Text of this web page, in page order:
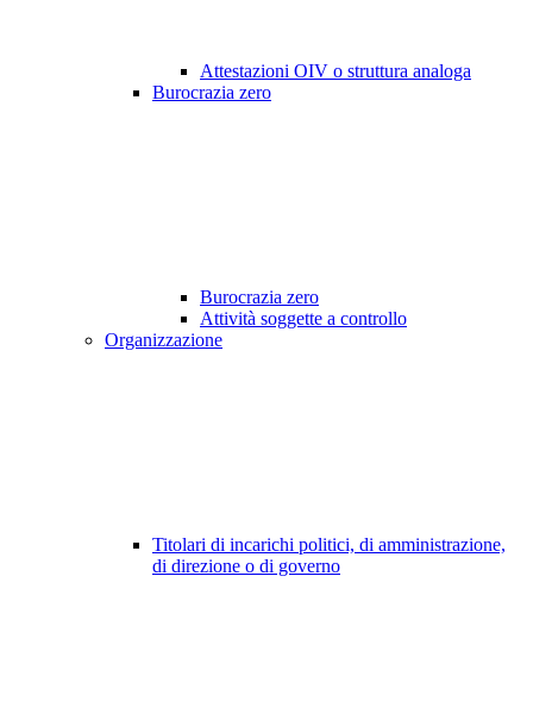
Attestazioni OIV o struttura analoga
Burocrazia zero
Burocrazia zero
Attività soggette a controllo
Organizzazione
Titolari di incarichi politici, di amministrazione,
di direzione o di governo